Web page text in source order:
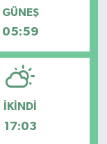
GÜNEŞ
05:59
İKINDI
17:03